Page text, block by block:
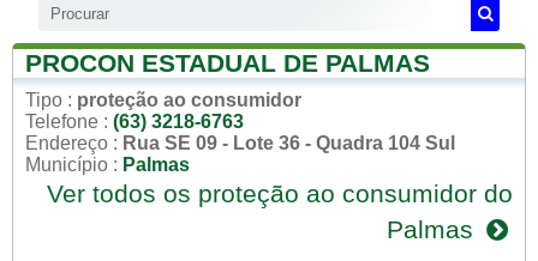
PROCON ESTADUAL DE PALMAS
Tipo : proteção ao consumidor
Telefone : (63) 3218-6763
Endereço : Rua SE 09 - Lote 36 - Quadra 104 Sul
Município : Palmas
Ver todos os proteção ao consumidor do
Palmas